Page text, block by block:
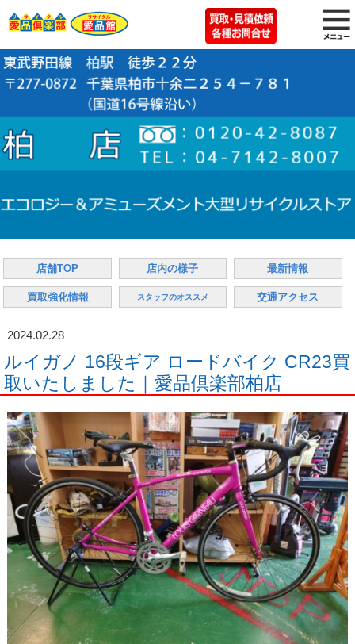
店舗TOP 店内の様子 最新情報
買取強化情報 スタッフのオススメ 交通アクセス
2024.02.28
ルイガノ 16段ギア ロードバイク CR23買
取いたしました｜愛品倶楽部柏店